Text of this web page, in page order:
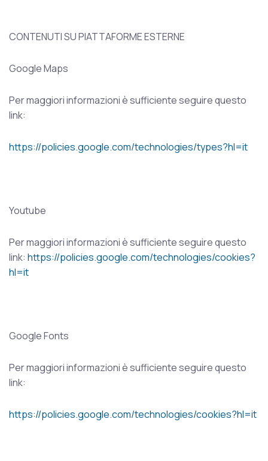
CONTENUTI SU PIATTAFORME ESTERNE
Google Maps
Per maggiori informazioni è sufficiente seguire questo
link:
https://policies.google.com/technologies/types?hl=it
Youtube
Per maggiori informazioni è sufficiente seguire questo
link: https://policies.google.com/technologies/cookies?
hl=it
Google Fonts
Per maggiori informazioni è sufficiente seguire questo
link:
https://policies.google.com/technologies/cookies?hl=it